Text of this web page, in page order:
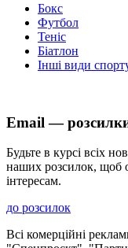
Бокс
Футбол
Теніс
Біатлон
Інші види
Email —
Будьте в курсі всіх
наших розсилок, щоб
інтересам.
до розсилок
Всі комерційні